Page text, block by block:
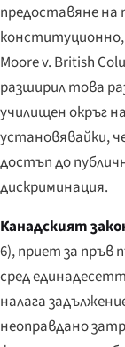
предоставяне на
Moore v. British
разширил това
училищен окръг
установявайки,
достъп до
дискриминация.
Канадският
6), приет за пръв
сред
налага
неоправдано